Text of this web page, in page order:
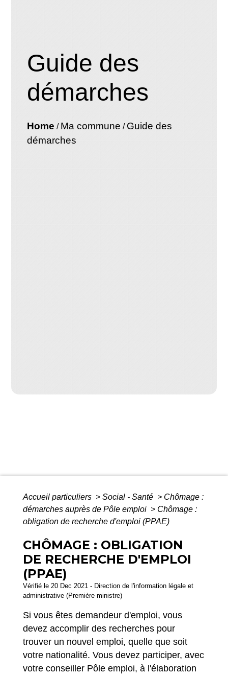
Guide des
démarches
Home / Ma commune / Guide des
démarches
Accueil particuliers > Social - Santé > Chômage :
démarches auprès de Pôle emploi > Chômage :
obligation de recherche d'emploi (PPAE)
CHÔMAGE : OBLIGATION
DE RECHERCHE D'EMPLOI
(PPAE)
Vérifié le 20 Dec 2021 - Direction de l'information légale et
administrative (Première ministre)
Si vous êtes demandeur d'emploi, vous
devez accomplir des recherches pour
trouver un nouvel emploi, quelle que soit
votre nationalité. Vous devez participer, avec
votre conseiller Pôle emploi, à l'élaboration